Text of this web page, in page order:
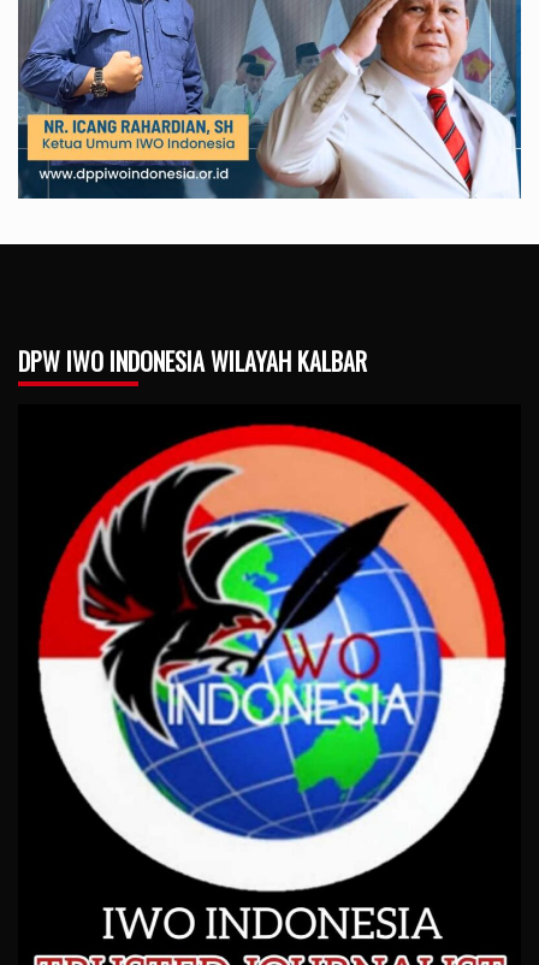
DPW IWO INDONESIA WILAYAH KALBAR